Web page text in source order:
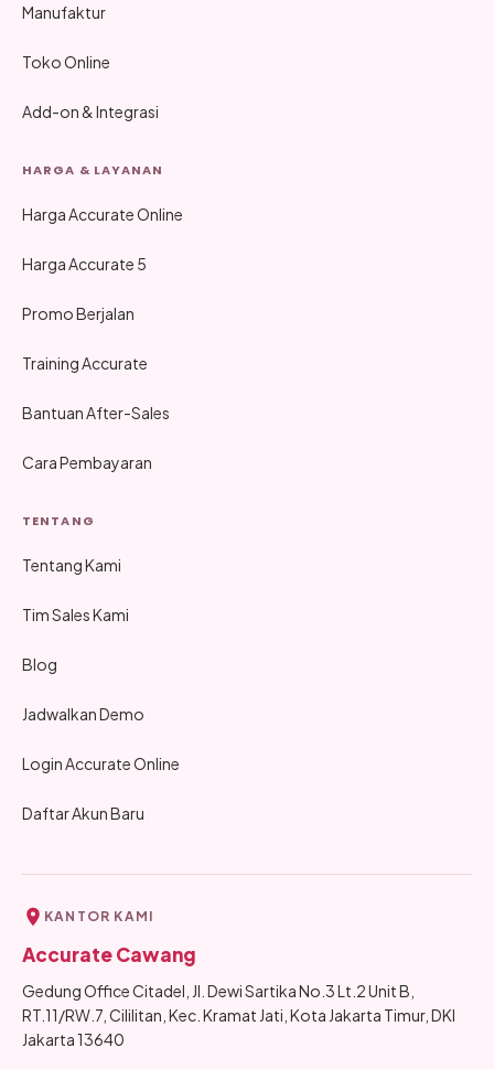
Manufaktur
Toko Online
Add-on & Integrasi
HARGA & LAYANAN
Harga Accurate Online
Harga Accurate 5
Promo Berjalan
Training Accurate
Bantuan After-Sales
Cara Pembayaran
TENTANG
Tentang Kami
Tim Sales Kami
Blog
Jadwalkan Demo
Login Accurate Online
Daftar Akun Baru
KANTOR KAMI
Accurate Cawang
Gedung Office Citadel, Jl. Dewi Sartika No.3 Lt.2 Unit B,
RT.11/RW.7, Cililitan, Kec. Kramat Jati, Kota Jakarta Timur, DKI
Jakarta 13640